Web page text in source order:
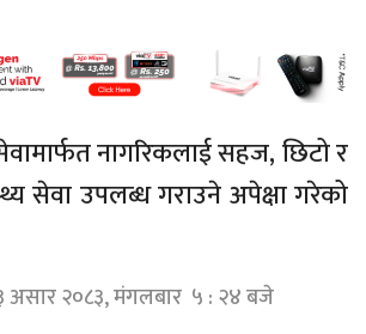
नागरिकलाई सहज, छिटो र
सेवा उपलब्ध गराउने अपेक्षा गरेको
असार २०८३, मंगलबार ५ : २४ बजे